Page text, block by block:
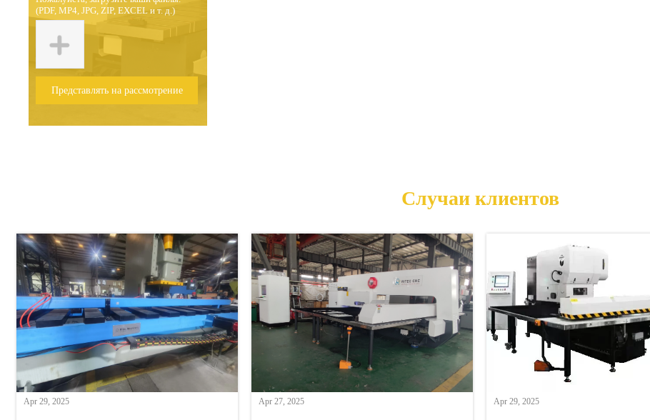
(PDF, MP4, JPG, ZIP, EXCEL и т. д.)
Представлять на рассмотрение
Случаи клиентов
Apr 29, 2025 Apr 27, 2025 Apr 29, 2025